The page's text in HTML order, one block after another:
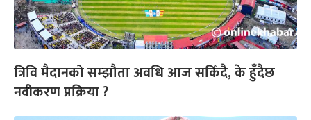
त्रिवि मैदानको सम्झौता अवधि आज सकिँदै, के हुँदैछ
नवीकरण प्रक्रिया ?